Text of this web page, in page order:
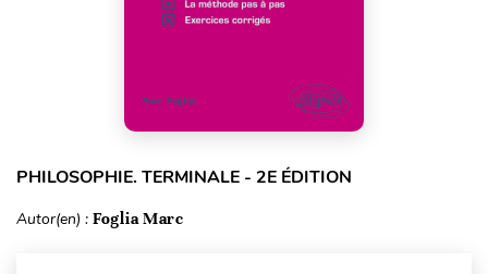
PHILOSOPHIE. TERMINALE - 2E ÉDITION
Autor(en) : Foglia Marc